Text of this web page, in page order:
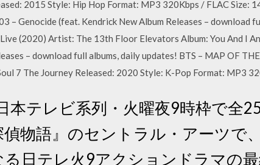
2015 Style: Hip Hop Format: MP3 320Kbps / FLAC Size:
– Genocide (feat. Kendrick New Album Releases – download
(2020) Artist: The 13th Floor Elevators Album: You And I
– download full albums, daily updates! BTS – MAP OF
7 The Journey Released: 2020 Style: K-Pop Format: MP3
本テレビ系列・火曜夜9時枠で全
物語』のセントラル・アーツで
日テレ火9アクションドラマの最